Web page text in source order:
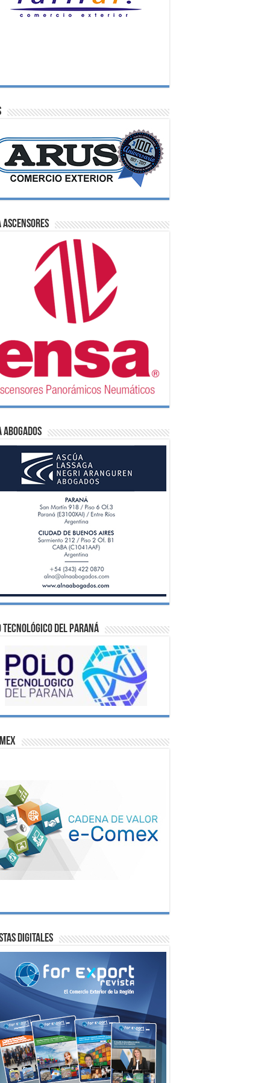
Ascensores
Abogados
Tecnológico del Paraná
digitales